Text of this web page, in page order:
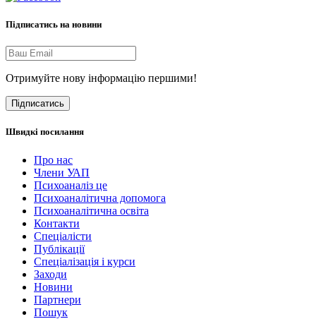
Підписатись на новини
Отримуйте нову інформацію першими!
Підписатись
Швидкі посилання
Про нас
Члени УАП
Психоаналіз це
Психоаналітична допомога
Психоаналітична освіта
Контакти
Спеціалісти
Публікації
Cпеціалізація і курси
Заходи
Новини
Партнери
Пошук